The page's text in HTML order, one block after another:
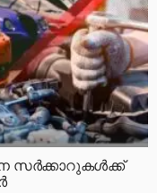
സർക്കാറുകൾക്ക്